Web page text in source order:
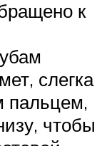
к
слегка
пальцем,
чтобы